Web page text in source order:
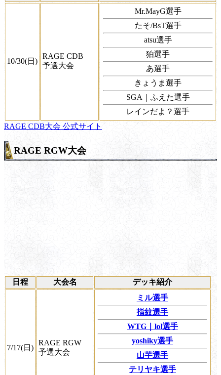
10/30(日)
RAGE CDB
予選大会
Mr.MayG選手
たそ/BsT選手
atsu選手
狛選手
あ選手
きょうま選手
SGA｜ふえた選手
レインだよ？選手
RAGE CDB大会 公式サイト
RAGE RGW大会
日程 大会名 デッキ紹介
7/17(日)
RAGE RGW
予選大会
ミル選手
指紋選手
WTG｜lol選手
yoshiky選手
山芋選手
テリヤキ選手